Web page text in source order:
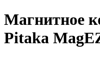
Магнитное
Pitaka